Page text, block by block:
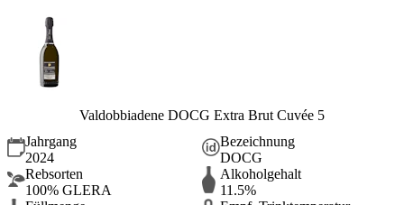
Valdobbiadene DOCG Extra Brut Cuvée 5
Jahrgang
2024
Bezeichnung
DOCG
Rebsorten
100% GLERA
Alkoholgehalt
11.5%